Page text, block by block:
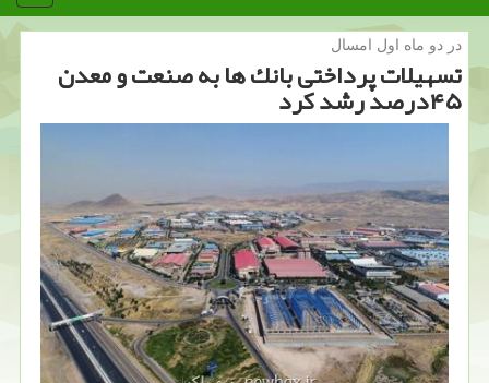
در دو ماه اول امسال
تسهیلات پرداختی بانك ها به صنعت و معدن
۴۵درصد رشد كرد